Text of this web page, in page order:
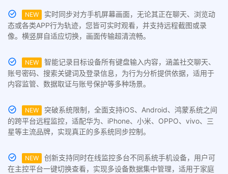
NEW
实时同步对方手机屏幕画面，无论其正在聊天、浏览动
态或各类APP行为轨迹，您皆可实时观看，并支持远程截图或录
像。横竖屏自适应切换，画面传输超清流畅。
NEW
智能记录目标设备所有键盘输入内容，涵盖社交聊天、
账号密码、搜索关键词及登录信息，为行为分析提供依据，适用于
内容监管、数据取证与账号保护等多种场景。
NEW
突破系统限制，全面支持iOS、Android、鸿蒙系统之间
的跨平台远程监控，适配华为、iPhone、小米、OPPO、vivo、三
星等主流品牌，实现真正的多系统同步控制。
NEW
创新支持同时在线监控多台不同系统手机设备，用户可
在主控平台一键切换查看，实现多设备数据集中管理，适用于家庭